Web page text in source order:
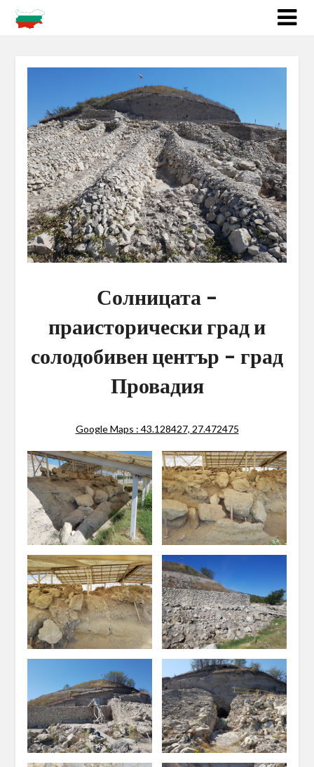
Солницата –
праисторически град и
солодобивен център – град
Провадия
Google Maps : 43.128427, 27.472475